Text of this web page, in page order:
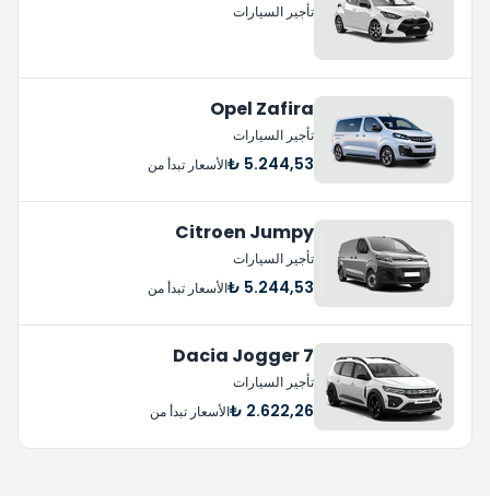
تأجير السيارات
Opel Zafira
تأجير السيارات
5.244,53 ₺ الأسعار تبدأ من
Citroen Jumpy
تأجير السيارات
5.244,53 ₺ الأسعار تبدأ من
Dacia Jogger 7
تأجير السيارات
2.622,26 ₺ الأسعار تبدأ من